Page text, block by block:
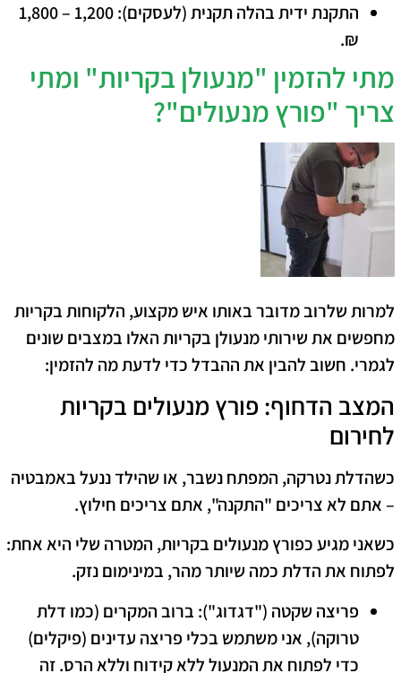
התקנת ידית בהלה תקנית (לעסקים):
1,200 – 1,800
₪.
​מתי להזמין "מנעולן בקריות" ומתי
צריך "פורץ מנעולים"?
​למרות שלרוב מדובר באותו איש מקצוע, הלקוחות בקריות
מחפשים את שירותי מנעולן בקריות האלו במצבים שונים
לגמרי. חשוב להבין את ההבדל כדי לדעת מה להזמין:
​המצב הדחוף: פורץ מנעולים בקריות
לחירום
​כשהדלת נטרקה, המפתח נשבר, או שהילד ננעל באמבטיה
– אתם לא צריכים "התקנה", אתם צריכים חילוץ.
כשאני מגיע כפורץ מנעולים בקריות, המטרה שלי היא אחת:
לפתוח את הדלת כמה שיותר מהר, במינימום נזק.
פריצה שקטה ("דגדוג"): ברוב המקרים (כמו דלת
טרוקה), אני משתמש בכלי פריצה עדינים (פיקלים)
כדי לפתוח את המנעול ללא קידוח וללא הרס. זה